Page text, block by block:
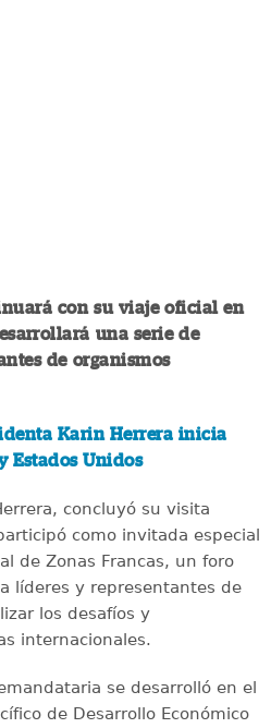
con su viaje oficial en
una serie de
de organismos
Karin Herrera inicia
Estados Unidos
concluyó su visita
como invitada especial
de Zonas Francas, un foro
líderes y representantes de
los desafíos y
internacionales.
se desarrolló en el
de Desarrollo Económico